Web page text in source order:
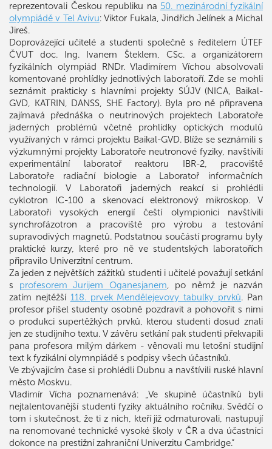
reprezentovali Českou republiku na 50. mezinárodní fyzikální
olympiádě v Tel Avivu: Viktor Fukala, Jindřich Jelínek a Michal
Jireš.
Doprovázející učitelé a studenti společně s ředitelem ÚTEF
ČVUT doc. Ing. Ivanem Šteklem, CSc. a organizátorem
fyzikálních olympiád RNDr. Vladimírem Víchou absolvovali
komentované prohlídky jednotlivých laboratoří. Zde se mohli
seznámit prakticky s hlavními projekty SÚJV (NICA, Baikal-
GVD, KATRIN, DANSS, SHE Factory). Byla pro ně připravena
zajímavá přednáška o neutrinových projektech Laboratoře
jaderných problémů včetně prohlídky optických modulů
využívaných v rámci projektu Baikal-GVD. Blíže se seznámili s
výzkumnými projekty Laboratoře neutronové fyziky, navštívili
experimentální laboratoř reaktoru IBR-2, pracoviště
Laboratoře radiační biologie a Laboratoř informačních
technologií. V Laboratoři jaderných reakcí si prohlédli
cyklotron IC-100 a skenovací elektronový mikroskop. V
Laboratoři vysokých energií čeští olympionici navštívili
synchrofázotron a pracoviště pro výrobu a testování
supravodivých magnetů. Podstatnou součástí programu byly
praktické kurzy, které pro ně ve studentských laboratořích
připravilo Univerzitní centrum.
Za jeden z největších zážitků studenti i učitelé považují setkání
s profesorem Jurijem Oganesjanem, po němž je nazván
zatím nejtěžší 118. prvek Mendělejevovy tabulky prvků. Pan
profesor přišel studenty osobně pozdravit a pohovořit s nimi
o produkci supertěžkých prvků, kterou studenti dosud znali
jen ze studijního textu. V závěru setkání pak studenti překvapili
pana profesora milým dárkem - věnovali mu letošní studijní
text k fyzikální olymnpiádě s podpisy všech účastníků.
Ve zbývajícím čase si prohlédli Dubnu a navštívili ruské hlavní
město Moskvu.
Vladimír Vícha poznamenává: „Ve skupině účastníků byli
nejtalentovanější studenti fyziky aktuálního ročníku. Svědčí o
tom i skutečnost, že ti z nich, kteří již odmaturovali, nastupují
na renomované technické vysoké školy v ČR a dva účastníci
dokonce na prestižní zahraniční Univerzitu Cambridge.“